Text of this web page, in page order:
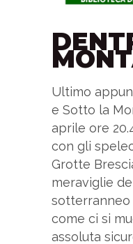
Ultimo
e Sotto la
aprile ore
con gli
Grotte
meraviglie
come ci si
assoluta